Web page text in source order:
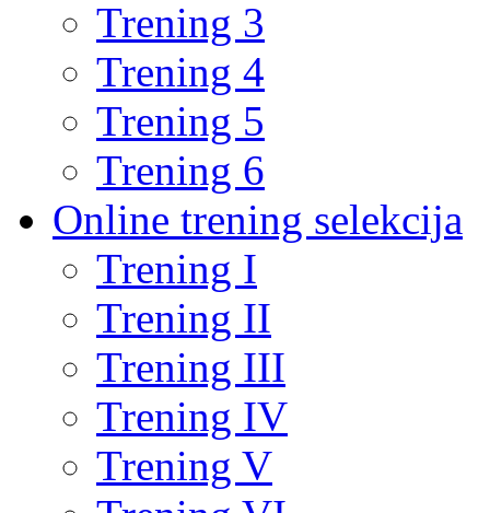
Trening 3
Trening 4
Trening 5
Trening 6
Online trening selekcija
Trening I
Trening II
Trening III
Trening IV
Trening V